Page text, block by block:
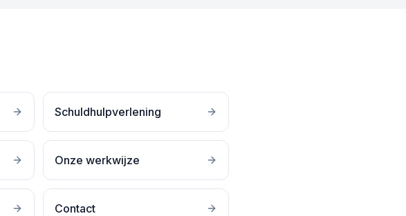
Schuldhulpverlening
Onze werkwijze
Contact